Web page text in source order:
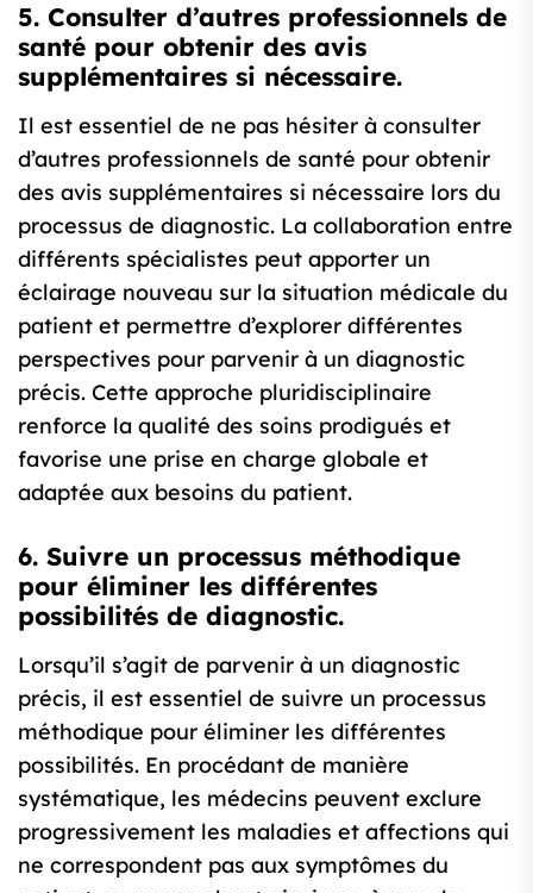
5. Consulter d’autres professionnels de
santé pour obtenir des avis
supplémentaires si nécessaire.
Il est essentiel de ne pas hésiter à consulter
d’autres professionnels de santé pour obtenir
des avis supplémentaires si nécessaire lors du
processus de diagnostic. La collaboration entre
différents spécialistes peut apporter un
éclairage nouveau sur la situation médicale du
patient et permettre d’explorer différentes
perspectives pour parvenir à un diagnostic
précis. Cette approche pluridisciplinaire
renforce la qualité des soins prodigués et
favorise une prise en charge globale et
adaptée aux besoins du patient.
6. Suivre un processus méthodique
pour éliminer les différentes
possibilités de diagnostic.
Lorsqu’il s’agit de parvenir à un diagnostic
précis, il est essentiel de suivre un processus
méthodique pour éliminer les différentes
possibilités. En procédant de manière
systématique, les médecins peuvent exclure
progressivement les maladies et affections qui
ne correspondent pas aux symptômes du